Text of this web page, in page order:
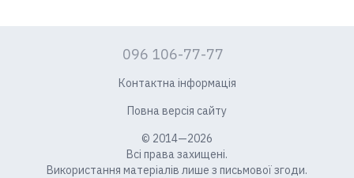
096 106-77-77
Контактна інформація
Повна версія сайту
© 2014—2026
Всі права захищені.
Використання матеріалів лише з письмової згоди.